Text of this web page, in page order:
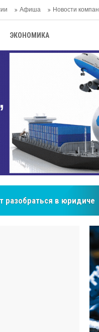
Афиша Новости
ЭКОНОМИКА
разобраться в
Центральной Азии